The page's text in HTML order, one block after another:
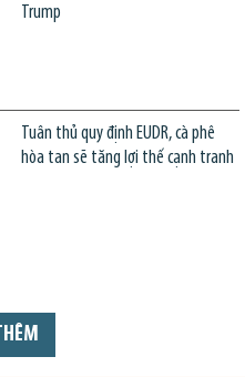
Trump
Tuân thủ quy định EUDR, cà phê
hòa tan sẽ tăng lợi thế cạnh tranh